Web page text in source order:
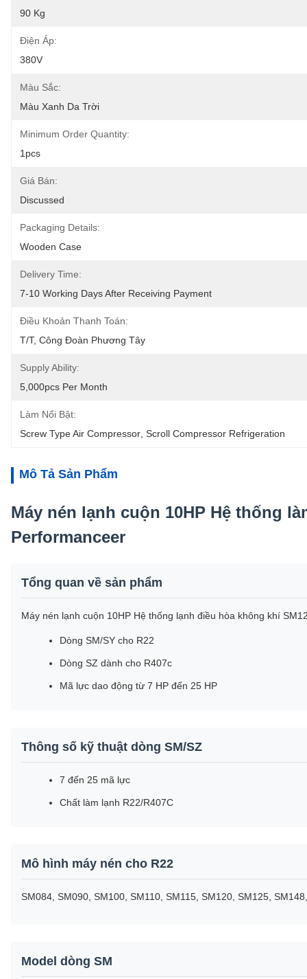
90 Kg
Điện Áp:
380V
Màu Sắc:
Màu Xanh Da Trời
Minimum Order Quantity:
1pcs
Giá Bán:
Discussed
Packaging Details:
Wooden Case
Delivery Time:
7-10 Working Days After Receiving Payment
Điều Khoản Thanh Toán:
T/T, Công Đoàn Phương Tây
Supply Ability:
5,000pcs Per Month
Làm Nổi Bật:
Screw Type Air Compressor Scroll Compressor Refrigeration
Mô Tả Sản Phẩm
Máy nén lạnh cuộn 10HP Hệ thống
Performanceer
Tổng quan về sản phẩm
Máy nén lạnh cuộn 10HP Hệ thống lạnh điều hòa không khí
Dòng SM/SY cho R22
Dòng SZ dành cho R407c
Mã lực dao động từ 7 HP đến 25 HP
Thông số kỹ thuật dòng SM/SZ
7 đến 25 mã lực
Chất làm lạnh R22/R407C
Mô hình máy nén cho R22
SM084, SM090, SM100, SM110, SM115, SM120, SM125,
Model dòng SM